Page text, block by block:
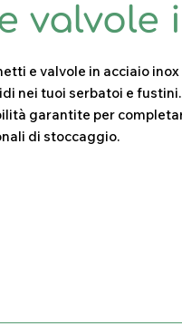
valvole
e valvole in acciaio inox
nei tuoi serbatoi e
garantite per
di stoccaggio.